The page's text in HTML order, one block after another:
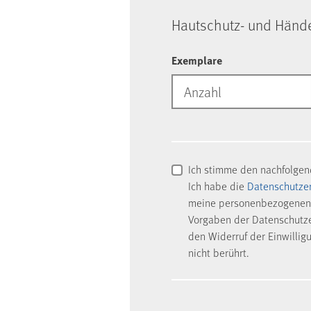
Haut­schutz- und
Exemplare
Ich stimme den
Ich habe die
meine
Vorgaben der
den Widerruf der
nicht berührt.